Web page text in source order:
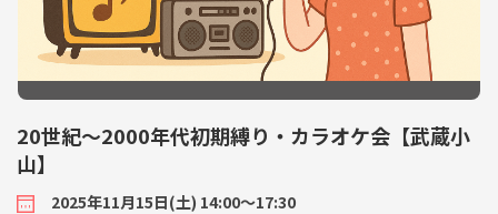
20世紀～2000年代初期縛り・カラオケ会【武蔵小
山】
2025年11月15日(土) 14:00〜17:30